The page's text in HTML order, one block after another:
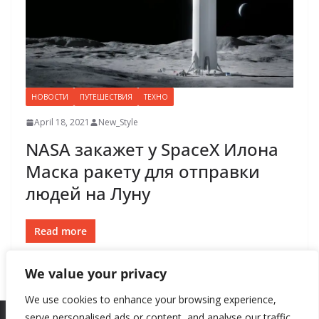
We value your privacy
We use cookies to enhance your browsing experience,
НОВОСТИ ПУТЕШЕСТВИЯ ТЕХНО
April 18, 2021 New_Style
NASA закажет у SpaceX Илона
Маска ракету для отправки
людей на Луну
Read more